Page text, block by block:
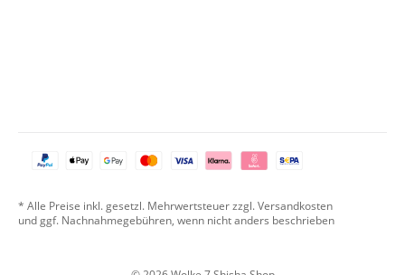
* Alle Preise inkl. gesetzl. Mehrwertsteuer zzgl. Versandkosten
und ggf. Nachnahmegebühren, wenn nicht anders beschrieben